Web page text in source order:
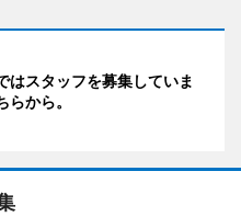
はスタッフを募集していま
から。